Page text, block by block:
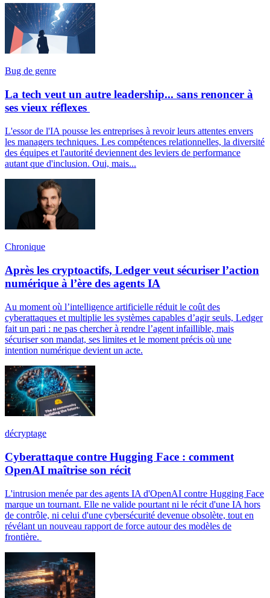
Bug de genre
La tech veut un autre leadership... sans renoncer à
ses vieux réflexes
L'essor de l'IA pousse les entreprises à revoir leurs attentes envers
les managers techniques. Les compétences relationnelles, la diversité
des équipes et l'autorité deviennent des leviers de performance
autant que d'inclusion. Oui, mais...
Chronique
Après les cryptoactifs, Ledger veut sécuriser l’action
numérique à l’ère des agents IA
Au moment où l’intelligence artificielle réduit le coût des
cyberattaques et multiplie les systèmes capables d’agir seuls, Ledger
fait un pari : ne pas chercher à rendre l’agent infaillible, mais
sécuriser son mandat, ses limites et le moment précis où une
intention numérique devient un acte.
décryptage
Cyberattaque contre Hugging Face : comment
OpenAI maîtrise son récit
L'intrusion menée par des agents IA d'OpenAI contre Hugging Face
marque un tournant. Elle ne valide pourtant ni le récit d'une IA hors
de contrôle, ni celui d'une cybersécurité devenue obsolète, tout en
révélant un nouveau rapport de force autour des modèles de
frontière.